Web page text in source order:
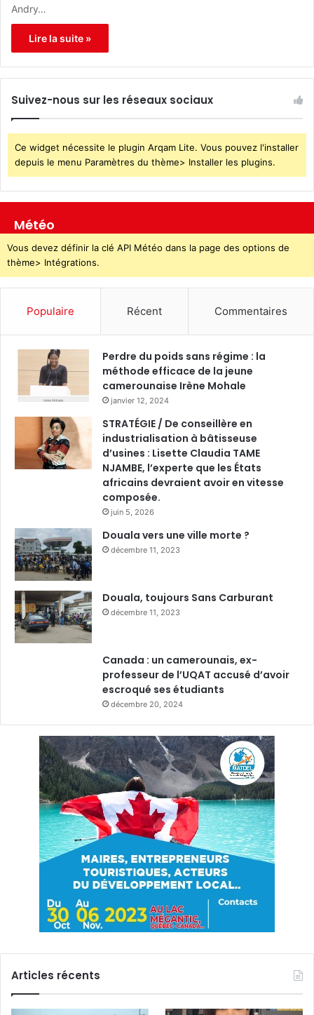
Andry…
Lire la suite »
Suivez-nous sur les réseaux sociaux
Ce widget nécessite le plugin Arqam Lite. Vous pouvez l'installer
depuis le menu Paramètres du thème> Installer les plugins.
Météo
Vous devez définir la clé API Météo dans la page des options de
thème> Intégrations.
Populaire Récent Commentaires
Perdre du poids sans régime : la
méthode efficace de la jeune
camerounaise Irène Mohale
janvier 12, 2024
STRATÉGIE / De conseillère en
industrialisation à bâtisseuse
d’usines : Lisette Claudia TAME
NJAMBE, l’experte que les États
africains devraient avoir en vitesse
composée.
juin 5, 2026
Douala vers une ville morte ?
décembre 11, 2023
Douala, toujours Sans Carburant
décembre 11, 2023
Canada : un camerounais, ex-
professeur de l’UQAT accusé d’avoir
escroqué ses étudiants
décembre 20, 2024
Articles récents